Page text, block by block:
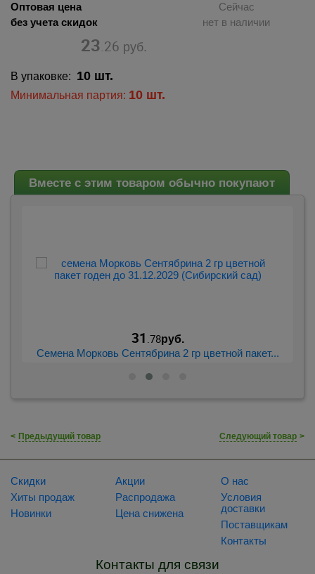
Оптовая цена
без учета скидок
23.26 руб.
Сейчас
нет в наличии
В упаковке: 10 шт.
Минимальная партия: 10 шт.
Вместе с этим товаром обычно покупают
31 .78руб.
Семена Морковь Сентябрина 2 гр цветной пакет...
< Предыдущий товар Следующий товар >
Скидки
Хиты продаж
Новинки
Акции
Распродажа
Цена снижена
О нас
Условия
доставки
Поставщикам
Контакты
Контакты для связи